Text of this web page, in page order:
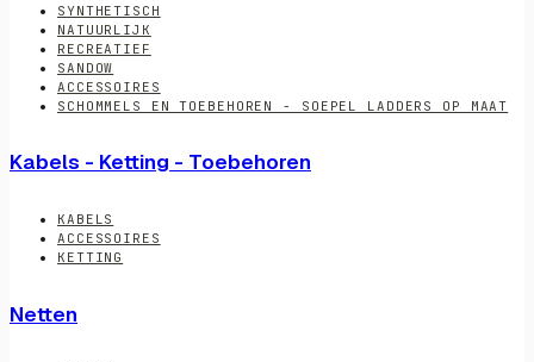
SYNTHETISCH
NATUURLIJK
RECREATIEF
SANDOW
ACCESSOIRES
SCHOMMELS EN TOEBEHOREN - SOEPEL LADDERS OP MAAT
Kabels - Ketting - Toebehoren
KABELS
ACCESSOIRES
KETTING
Netten